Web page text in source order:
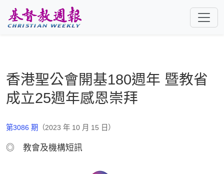
香港聖公會開基180週年 暨教省
成立25週年感恩崇拜
第3086 期 （2023 年 10 月 15 日）
◎ 教會及機構短訊